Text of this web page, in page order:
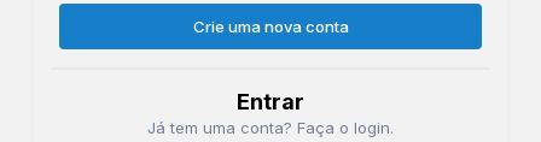
Crie uma nova conta
Entrar
Já tem uma conta? Faça o login.